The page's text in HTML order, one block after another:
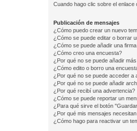
Cuando hago clic sobre el enlace
Publicación de mensajes
¿Cómo puedo crear un nuevo
¿Cómo se puede editar o borrar
¿Cómo se puede añadir una
¿Cómo creo una encuesta?
¿Por qué no se puede añadir
¿Cómo edito o borro una
¿Por qué no se puede acceder a
¿Por qué no se puede añadir
¿Por qué recibí una advertencia?
¿Cómo se puede reportar un
¿Para qué sirve el botón
¿Por qué mis mensajes
¿Cómo hago para reactivar un